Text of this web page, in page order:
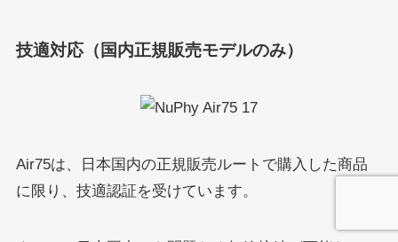
技適対応（国内正規販売モデルのみ）
Air75は、日本国内の正規販売ルートで購入した商品
に限り、技適認証を受けています。